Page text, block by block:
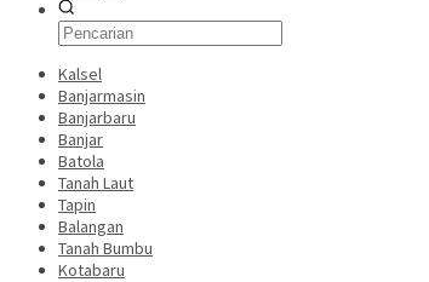
Kalsel
Banjarmasin
Banjarbaru
Banjar
Batola
Tanah Laut
Tapin
Balangan
Tanah Bumbu
Kotabaru